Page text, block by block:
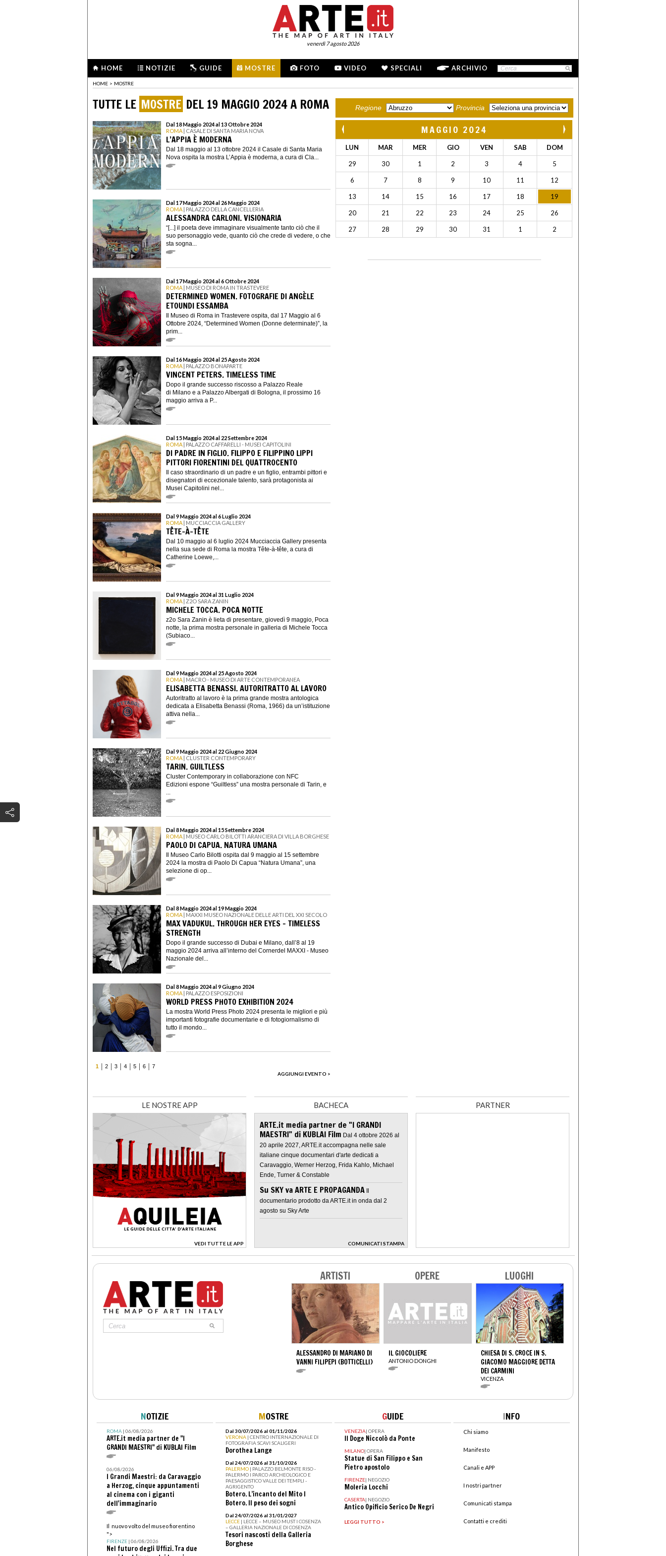
venerdì 7 agosto 2026
HOME NOTIZIE GUIDE MOSTRE FOTO VIDEO SPECIALI ARCHIVIO
HOME > MOSTRE
TUTTE LE MOSTRE DEL 19 MAGGIO 2024 A ROMA
Dal 18 Maggio 2024 al 13 Ottobre 2024
ROMA | CASALE DI SANTA MARIA NOVA
L’APPIA È MODERNA
Dal 18 maggio al 13 ottobre 2024 il Casale di Santa Maria
Nova ospita la mostra L’Appia è moderna, a cura di Cla...
Dal 17 Maggio 2024 al 26 Maggio 2024
ROMA | PALAZZO DELLA CANCELLERIA
ALESSANDRA CARLONI. VISIONARIA
“[...] il poeta deve immaginare visualmente tanto ciò che il
suo personaggio vede, quanto ciò che crede di vedere, o che
sta sogna...
Dal 17 Maggio 2024 al 6 Ottobre 2024
ROMA | MUSEO DI ROMA IN TRASTEVERE
DETERMINED WOMEN. FOTOGRAFIE DI ANGÈLE
ETOUNDI ESSAMBA
Il Museo di Roma in Trastevere ospita, dal 17 Maggio al 6
Ottobre 2024, “Determined Women (Donne determinate)”, la
prim...
Dal 16 Maggio 2024 al 25 Agosto 2024
ROMA | PALAZZO BONAPARTE
VINCENT PETERS. TIMELESS TIME
Dopo il grande successo riscosso a Palazzo Reale
di Milano e a Palazzo Albergati di Bologna, il prossimo 16
maggio arriva a P...
Dal 15 Maggio 2024 al 22 Settembre 2024
ROMA | PALAZZO CAFFARELLI - MUSEI CAPITOLINI
DI PADRE IN FIGLIO. FILIPPO E FILIPPINO LIPPI
PITTORI FIORENTINI DEL QUATTROCENTO
Il caso straordinario di un padre e un figlio, entrambi pittori e
disegnatori di eccezionale talento, sarà protagonista ai
Musei Capitolini nel...
Dal 9 Maggio 2024 al 6 Luglio 2024
ROMA | MUCCIACCIA GALLERY
TÊTE-À-TÊTE
Dal 10 maggio al 6 luglio 2024 Mucciaccia Gallery presenta
nella sua sede di Roma la mostra Tête-à-tête, a cura di
Catherine Loewe,...
Dal 9 Maggio 2024 al 31 Luglio 2024
ROMA | Z2O SARA ZANIN
MICHELE TOCCA. POCA NOTTE
z2o Sara Zanin è lieta di presentare, giovedì 9 maggio, Poca
notte, la prima mostra personale in galleria di Michele Tocca
(Subiaco...
Dal 9 Maggio 2024 al 25 Agosto 2024
ROMA | MACRO - MUSEO DI ARTE CONTEMPORANEA
ELISABETTA BENASSI. AUTORITRATTO AL LAVORO
Autoritratto al lavoro è la prima grande mostra antologica
dedicata a Elisabetta Benassi (Roma, 1966) da un’istituzione
attiva nella...
Dal 9 Maggio 2024 al 22 Giugno 2024
ROMA | CLUSTER CONTEMPORARY
TARIN. GUILTLESS
Cluster Contemporary in collaborazione con NFC
Edizioni espone “Guiltless” una mostra personale di Tarin, e
Dal 8 Maggio 2024 al 15 Settembre 2024
ROMA | MUSEO CARLO BILOTTI ARANCIERA DI VILLA BORGHESE
PAOLO DI CAPUA. NATURA UMANA
Il Museo Carlo Bilotti ospita dal 9 maggio al 15 settembre
2024 la mostra di Paolo Di Capua “Natura Umana”, una
selezione di op...
Dal 8 Maggio 2024 al 19 Maggio 2024
ROMA | MAXXI MUSEO NAZIONALE DELLE ARTI DEL XXI SECOLO
MAX VADUKUL. THROUGH HER EYES – TIMELESS
STRENGTH
Dopo il grande successo di Dubai e Milano, dall’8 al 19
maggio 2024 arriva all’interno del Cornerdel MAXXI - Museo
Nazionale del...
Dal 8 Maggio 2024 al 9 Giugno 2024
ROMA | PALAZZO ESPOSIZIONI
WORLD PRESS PHOTO EXHIBITION 2024
La mostra World Press Photo 2024 presenta le migliori e più
importanti fotografie documentarie e di fotogiornalismo di
tutto il mondo...
1 2 3 4 5 6
7
AGGIUNGI EVENTO >
Regione Provincia
MAGGIO 2024
LUN MAR MER GIO VEN SAB DOM
29 30 1 2 3 4 5
6 7 8 9 10 11 12
13 14 15 16 17 18 19
20 21 22 23 24 25 26
27 28 29 30 31 1 2
LE NOSTRE APP
VEDI TUTTE LE APP
>
BACHECA
ARTE.it media partner de "I GRANDI
MAESTRI" di KUBLAI Film Dal 4 ottobre 2026 al
20 aprile 2027, ARTE.it accompagna nelle sale
italiane cinque documentari d'arte dedicati a
Caravaggio, Werner Herzog, Frida Kahlo, Michael
Ende, Turner & Constable
Su SKY va ARTE E PROPAGANDA
documentario prodotto da ARTE.it in onda dal 2
agosto su Sky Arte
COMUNICATI STAMPA
>
PARTNER
ARTISTI
ALESSANDRO DI MARIANO DI
VANNI FILIPEPI (BOTTICELLI)
OPERE
IL GIOCOLIERE
ANTONIO DONGHI
LUOGHI
CHIESA DI S. CROCE IN S.
GIACOMO MAGGIORE DETTA
DEI CARMINI
VICENZA
NOTIZIE
ROMA| 06/08/2026
ARTE.it media partner de "I
GRANDI MAESTRI" di KUBLAI Film
06/08/2026
I Grandi Maestri: da Caravaggio
a Herzog, cinque appuntamenti
al cinema con i giganti
dell'immaginario
Il nuovo volto del museo fiorentino
">
FIRENZE| 06/08/2026
Nel futuro degli Uffizi. Tra due
MOSTRE
Dal 30/07/2026 al 01/11/2026
VERONA | CENTRO INTERNAZIONALE DI
FOTOGRAFIA SCAVI SCALIGERI
Dorothea Lange
Dal 24/07/2026 al 31/10/2026
PALERMO | PALAZZO BELMONTE RISO -
PALERMO I PARCO ARCHEOLOGICO E
PAESAGGISTICO VALLE DEI TEMPLI -
AGRIGENTO
Botero. L’incanto del Mito I
Botero. Il peso dei sogni
Dal 24/07/2026 al 31/01/2027
LECCE | LECCE – MUSEO MUST I COSENZA
– GALLERIA NAZIONALE DI COSENZA
Tesori nascosti della Galleria
Borghese
GUIDE
VENEZIA| OPERA
Il Doge Niccolò da Ponte
MILANO| OPERA
Statue di San Filippo e San
Pietro apostolo
FIRENZE| NEGOZIO
Moleria Locchi
CASERTA| NEGOZIO
Antico Opificio Serico De Negri
LEGGI TUTTO >
INFO
Chi siamo
Manifesto
Canali e APP
I nostri partner
Comunicati stampa
Contatti e crediti